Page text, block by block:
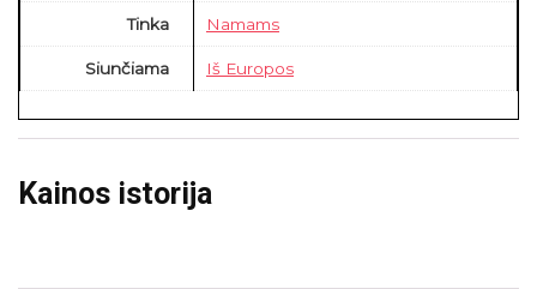
Tinka Namams
Siunčiama Iš Europos
Kainos istorija